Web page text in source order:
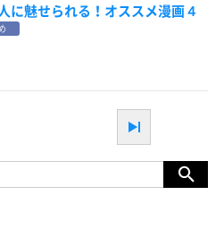
に魅せられる！オススメ漫画４